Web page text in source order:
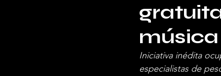
Iniciativa inédita
especialistas de